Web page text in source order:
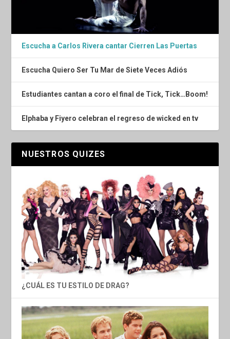
Escucha a Carlos Rivera cantar Cierren Las Puertas
Escucha Quiero Ser Tu Mar de Siete Veces Adiós
Estudiantes cantan a coro el final de Tick, Tick…Boom!
Elphaba y Fiyero celebran el regreso de wicked en tv
NUESTROS QUIZES
¿CUÁL ES TU ESTILO DE DRAG?